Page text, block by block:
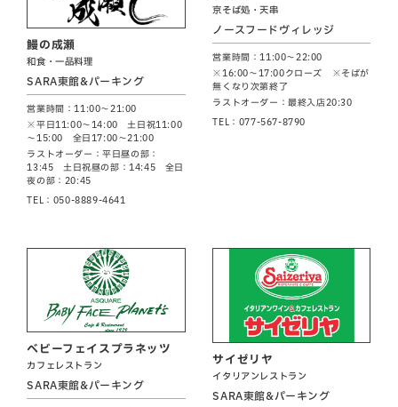
鰻の成瀬
和食・一品料理
SARA東館&パーキング
営業時間：11:00～21:00
※平日11:00～14:00 土日祝11:00
～15:00 全日17:00～21:00
ラストオーダー：平日昼の部：
13:45 土日祝昼の部：14:45 全日
夜の部：20:45
TEL：050-8889-4641
京そば処・天串
ノースフードヴィレッジ
営業時間：11:00～22:00
※16:00～17:00クローズ ※そばが
無くなり次第終了
ラストオーダー：最終入店20:30
TEL：077-567-8790
ベビーフェイスプラネッツ
カフェレストラン
SARA東館&パーキング
サイゼリヤ
イタリアンレストラン
SARA東館&パーキング